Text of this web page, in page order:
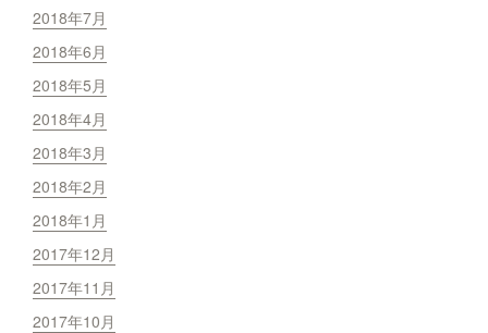
2018年7月
2018年6月
2018年5月
2018年4月
2018年3月
2018年2月
2018年1月
2017年12月
2017年11月
2017年10月